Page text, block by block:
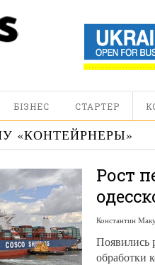
БІЗНЕС СТАРТЕР
«КОНТЕЙРНЕРЫ»
Рост
Константин
Появились
обработки